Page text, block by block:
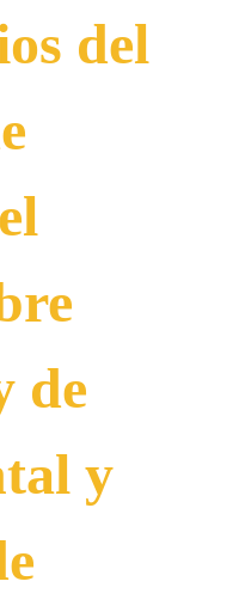
del
de
y